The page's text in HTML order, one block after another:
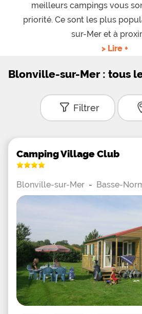
meilleurs campings vous
priorité. Ce sont les plus
sur-Mer et à
> Lire +
Blonville-sur-Mer : tous
Filtrer
Camping Village Club
Blonville-sur-Mer - Basse-